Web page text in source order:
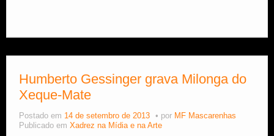
Humberto Gessinger grava Milonga do
Xeque-Mate
Postado em 14 de setembro de 2013 por MF Mascarenhas
Publicado em Xadrez na Mídia e na Arte